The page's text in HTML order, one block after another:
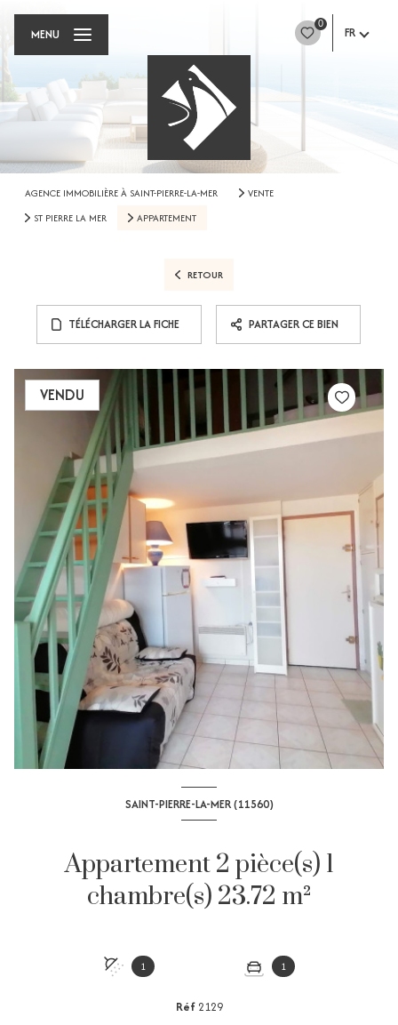
0
FR
MENU
AGENCE IMMOBILIÈRE À SAINT-PIERRE-LA-MER
VENTE
ST PIERRE LA MER
APPARTEMENT
RETOUR
TÉLÉCHARGER LA FICHE PARTAGER CE BIEN
VENDU
SAINT-PIERRE-LA-MER (11560)
Appartement 2 pièce(s) 1
chambre(s) 23.72 m²
1 1
Réf 2129